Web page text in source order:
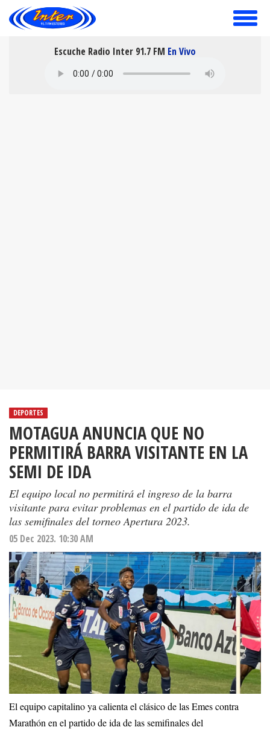
toggle
Escuche Radio Inter 91.7 FM En Vivo
DEPORTES
MOTAGUA ANUNCIA QUE NO
PERMITIRÁ BARRA VISITANTE EN LA
SEMI DE IDA
El equipo local no permitirá el ingreso de la barra
visitante para evitar problemas en el partido de ida de
las semifinales del torneo Apertura 2023.
05 Dec 2023. 10:30 AM
El equipo capitalino ya calienta el clásico de las Emes contra
Marathón en el partido de ida de las semifinales del